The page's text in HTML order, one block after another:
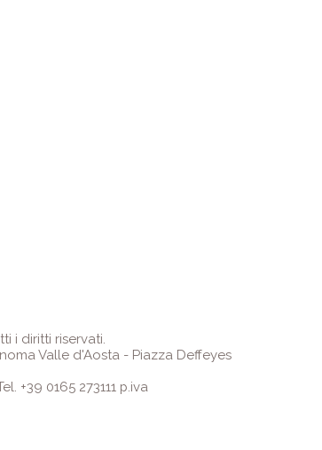
i diritti riservati.
Valle d'Aosta - Piazza Deffeyes
+39 0165 273111 p.iva